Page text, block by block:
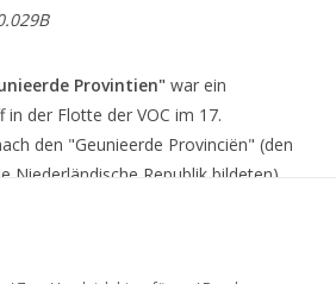
Provintien" war ein
der Flotte der VOC im 17.
den "Geunieerde Provinciën" (den
Niederländische Republik bildeten)